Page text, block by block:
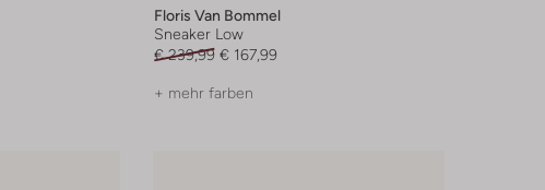
Floris Van Bommel
Sneaker Low
€ 239,99 € 167,99
+ mehr farben